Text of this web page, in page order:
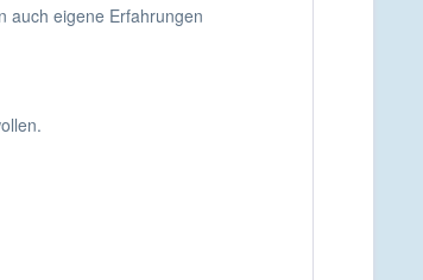
auch eigene Erfahrungen